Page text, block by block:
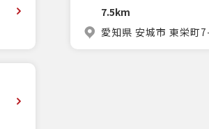
7.5km
愛知県 安城市 東栄町